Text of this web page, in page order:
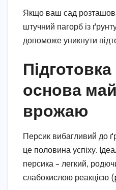
Якщо ваш сад
штучний пагорб із
допоможе уникнути
основа
врожаю
Персик вибагливий до
це половина успіху.
персика – легкий,
слабокислою реакцією